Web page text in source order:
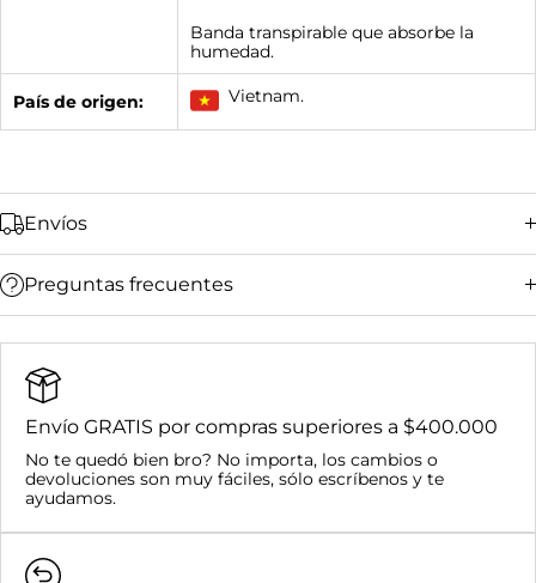
Banda transpirable que absorbe la
humedad.
País de origen: Vietnam.
Envíos
Barranquilla):
Bucaramanga y su área metropolitana:
Nacional:
Compras superiores a $400.000:
Preguntas frecuentes
Envío GRATIS por compras superiores a $400.000
No te quedó bien bro? No importa, los cambios o
devoluciones son muy fáciles, sólo escríbenos y te
ayudamos.